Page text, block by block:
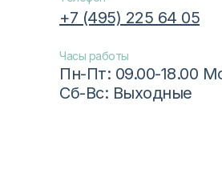
+7 (495) 225 64 05
Часы работы
Пн-Пт: 09.00-18.00
Сб-Вс: Выходные